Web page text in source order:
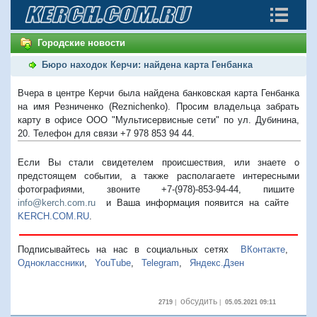
Городские новости
Бюро находок Керчи: найдена карта Генбанка
Вчера в центре Керчи была найдена банковская карта Генбанка
на имя Резниченко (Reznichenko). Просим владельца забрать
карту в офисе ООО "Мультисервисные сети" по ул. Дубинина,
20. Телефон для связи +7 978 853 94 44.
Если Вы стали свидетелем происшествия, или знаете о
предстоящем событии, а также располагаете интересными
фотографиями, звоните +7-(978)-853-94-44, пишите
info@kerch.com.ru и Ваша информация появится на сайте
KERCH.COM.RU
Подписывайтесь на нас в социальных сетях ВКонтакте,
Одноклассники
YouTube Telegram Яндекс.Дзен
2719| обсудить| 05.05.2021 09:11